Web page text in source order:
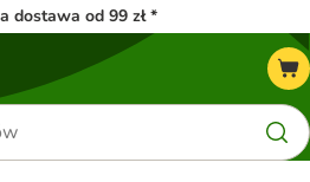
dostawa od 99 zł *